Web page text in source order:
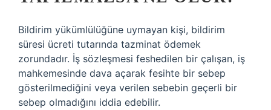
Bildirim yükümlülüğüne uymayan kişi, bildirim
süresi ücreti tutarında tazminat ödemek
zorundadır. İş sözleşmesi feshedilen bir çalışan, iş
mahkemesinde dava açarak fesihte bir sebep
gösterilmediğini veya verilen sebebin geçerli bir
sebep olmadığını iddia edebilir.